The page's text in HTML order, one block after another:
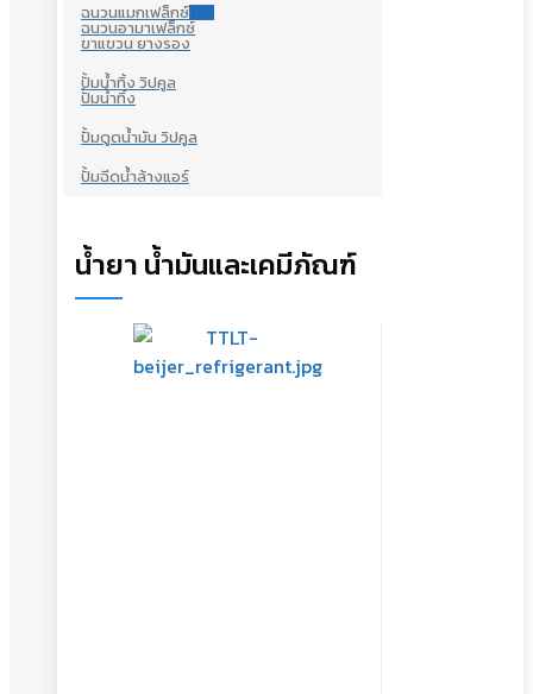
ฉนวนแมกเฟล็กซ์
ฉนวนอามาเฟล็กซ์
ขาแขวน ยางรอง
ปั้มน้ำทิ้ง วิปคูล
ปั้มน้ำทิ้ง
ปั้มดูดน้ำมัน วิปคูล
ปั้มฉีดน้ำล้างแอร์
น้ำยา น้ำมันและเคมีภัณฑ์